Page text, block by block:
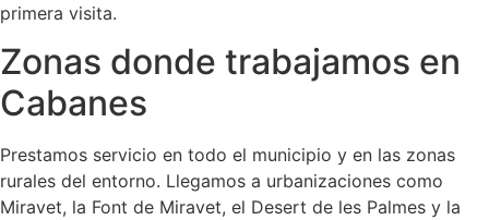
primera visita.
Zonas donde trabajamos en
Cabanes
Prestamos servicio en todo el municipio y en las zonas
rurales del entorno. Llegamos a urbanizaciones como
Miravet, la Font de Miravet, el Desert de les Palmes y la